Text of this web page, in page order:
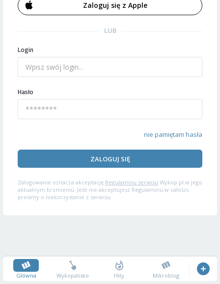
Zaloguj się z Apple
LUB
Login
Hasło
nie pamiętam hasła
ZALOGUJ SIĘ
Zalogowanie oznacza akceptację Regulaminu serwisu Wykop.pl w jego
aktualnym brzmieniu. Jeśli nie akceptujesz Regulaminu w całości,
prosimy o niekorzystanie z serwisu.
Główna Wykopalisko Hity Mikroblog